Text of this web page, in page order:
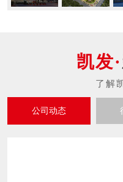
公司动态